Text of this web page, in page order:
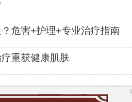
危害+护理+专业治疗指南
重获健康肌肤